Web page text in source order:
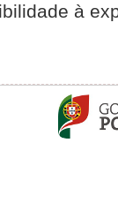
à